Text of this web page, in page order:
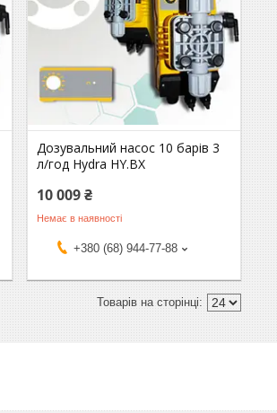
Дозувальний насос 10 барів 3
л/год Hydra HY.BX
10 009 ₴
Немає в наявності
+380 (68) 944-77-88